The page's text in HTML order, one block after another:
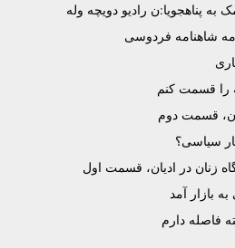
به پناهجویا:ن رادیو دویچه وله
شاهنامه فردوسی
را قسمت کنم
قسمت دوم
سیاسی؟
بازار آمد